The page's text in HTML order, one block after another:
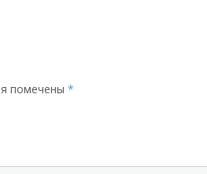
помечены *